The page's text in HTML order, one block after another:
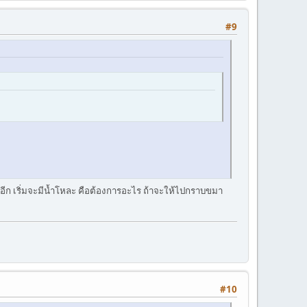
#9
เริ่มจะมีน้ำโหละ คือต้องการอะไร ถ้าจะให้ไปกราบขมา
#10